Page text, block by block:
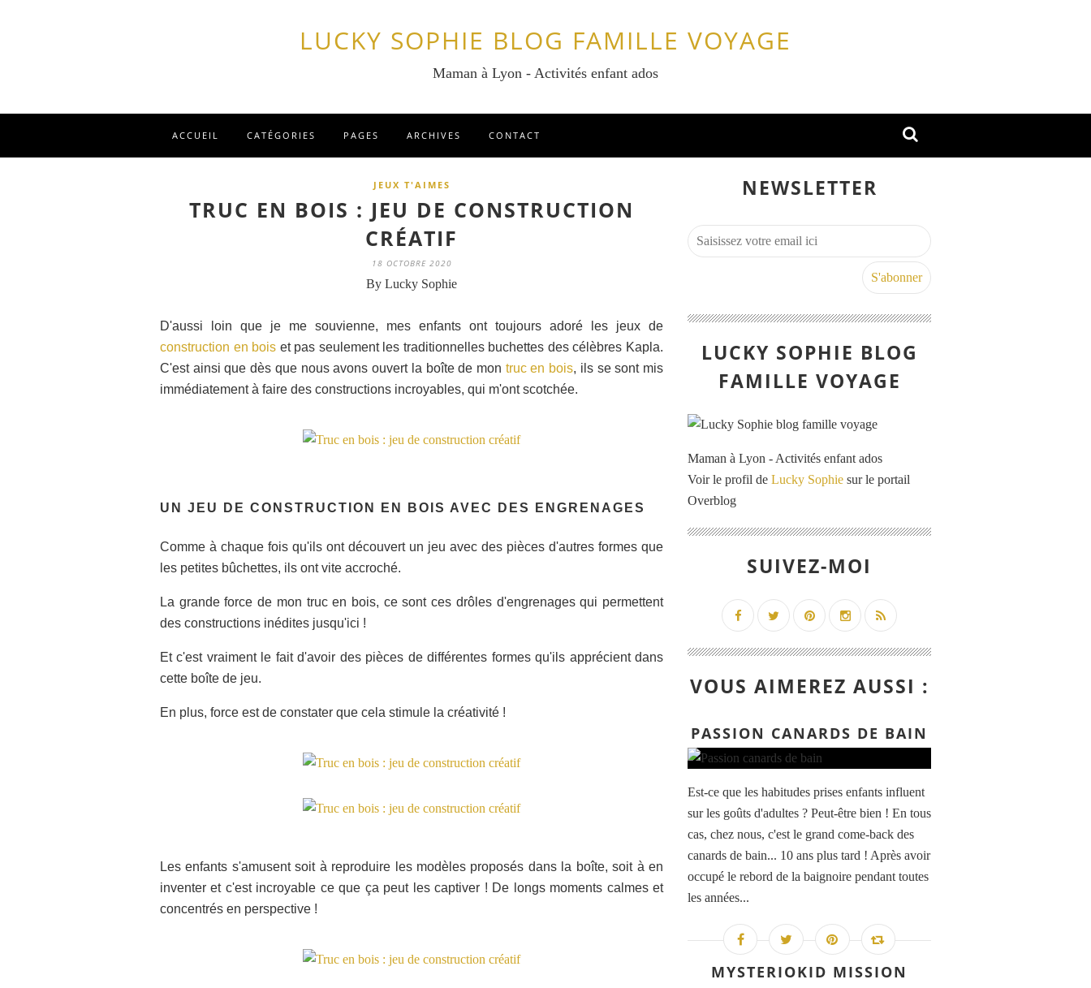
LUCKY SOPHIE BLOG FAMILLE VOYAGE
Maman à Lyon - Activités enfant ados
ACCUEIL CATÉGORIES PAGES ARCHIVES CONTACT
JEUX T'AIMES
TRUC EN BOIS : JEU DE CONSTRUCTION
CRÉATIF
18 OCTOBRE 2020
By Lucky Sophie
D'aussi loin que je me souvienne, mes enfants ont toujours adoré les jeux de
construction en bois et pas seulement les traditionnelles buchettes des célèbres Kapla.
C'est ainsi que dès que nous avons ouvert la boîte de mon truc en bois, ils se sont mis
immédiatement à faire des constructions incroyables, qui m'ont scotchée.
UN JEU DE CONSTRUCTION EN BOIS AVEC DES ENGRENAGES
Comme à chaque fois qu'ils ont découvert un jeu avec des pièces d'autres formes que
les petites bûchettes, ils ont vite accroché.
La grande force de mon truc en bois, ce sont ces drôles d'engrenages qui permettent
des constructions inédites jusqu'ici !
Et c'est vraiment le fait d'avoir des pièces de différentes formes qu'ils apprécient dans
cette boîte de jeu.
En plus, force est de constater que cela stimule la créativité !
Les enfants s'amusent soit à reproduire les modèles proposés dans la boîte, soit à en
inventer et c'est incroyable ce que ça peut les captiver ! De longs moments calmes et
concentrés en perspective !
NEWSLETTER
LUCKY SOPHIE BLOG
FAMILLE VOYAGE
Maman à Lyon - Activités enfant ados
Voir le profil de Lucky Sophie sur le portail
Overblog
SUIVEZ-MOI
VOUS AIMEREZ AUSSI :
PASSION CANARDS DE BAIN
Est-ce que les habitudes prises enfants influent
sur les goûts d'adultes ? Peut-être bien ! En tous
cas, chez nous, c'est le grand come-back des
canards de bain... 10 ans plus tard ! Après avoir
occupé le rebord de la baignoire pendant toutes
les années...
MYSTERIOKID MISSION